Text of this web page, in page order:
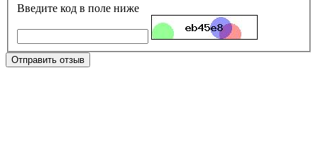
Введите код в поле ниже
Отправить отзыв